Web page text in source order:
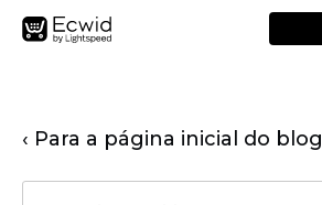
‹ Para a página inicial do blog